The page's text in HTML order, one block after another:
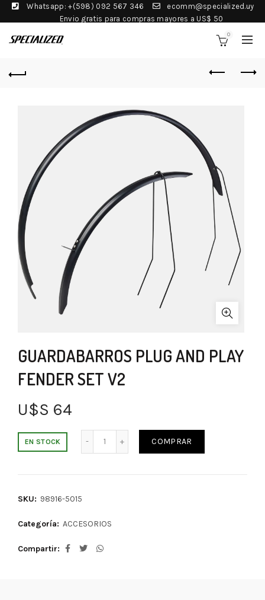
Whatsapp: +(598) 092 567 346
ecomm@specialized.uy
Envio gratis para compras mayores a US$ 50
0
GUARDABARROS PLUG AND PLAY
FENDER SET V2
U$S 64
EN STOCK COMPRAR
SKU: 98916-5015
Categoría: ACCESORIOS
Compartir